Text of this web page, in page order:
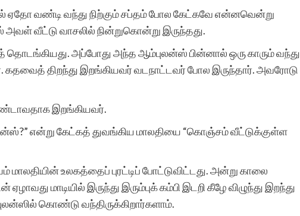
ஏதோ வண்டி வந்து நிற்கும் சப்தம் போல கேட்கவே என்னவென்று
வீட்டு வாசலில் நின்றுகொன்று இருந்தது.
தொடங்கியது. அப்போது அந்த ஆம்புலன்ஸ் பின்னால் ஒரு காரும் வந்து
கதவைத் திறந்து இறங்கியவர் வடநாட்டவர் போல இருந்தார். அவரோடு
இறங்கியவர்.
என்று கேட்கத் துவங்கிய மாலதியை “கொஞ்சம் வீட்டுக்குள்ள
உலகத்தைப் புரட்டிப் போட்டுவிட்டது. அன்று காலை
மாடியில் இருந்து இரும்புக் கம்பி இடறி கீழே விழுந்து இறந்து
கொண்டு வந்திருக்கிறார்களாம்.